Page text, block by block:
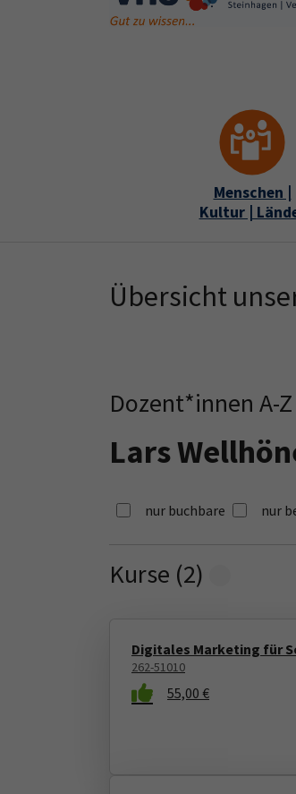
Skip to main content
Menschen |
Kultur |
Übersicht
Dozent*innen A-Z
Lars
nur buchbare nur
Kurse (2)
Digitales Marketing für
262-51010
55,00 €